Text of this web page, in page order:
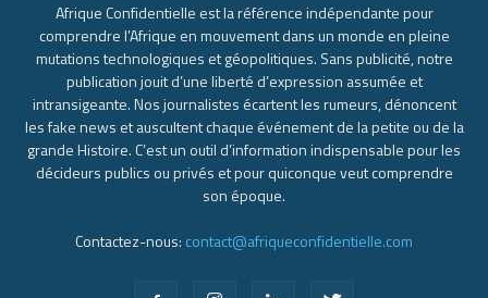
Afrique Confidentielle est la référence indépendante pour
comprendre l’Afrique en mouvement dans un monde en pleine
mutations technologiques et géopolitiques. Sans publicité, notre
publication jouit d’une liberté d’expression assumée et
intransigeante. Nos journalistes écartent les rumeurs, dénoncent
les fake news et auscultent chaque événement de la petite ou de la
grande Histoire. C’est un outil d’information indispensable pour les
décideurs publics ou privés et pour quiconque veut comprendre
son époque.
Contactez-nous: contact@afriqueconfidentielle.com